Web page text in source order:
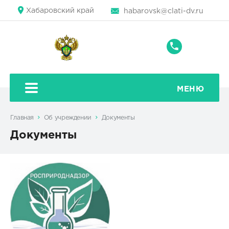
Хабаровский край habarovsk@clati-dv.ru
+7
42-
42
МЕНЮ
Главная Об учреждении Документы
Документы